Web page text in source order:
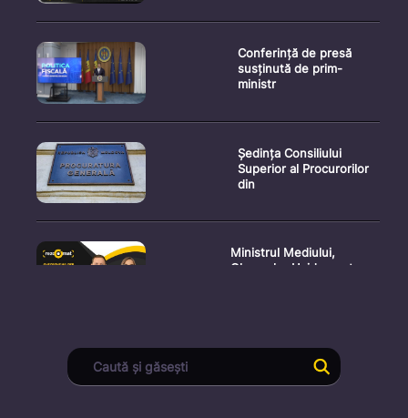
Conferință de presă
susținută de prim-
ministr
Ședința Consiliului
Superior al Procurorilor
din
Ministrul Mediului,
Gheorghe Hajder, este
Consultări publice privind
proiectul de lege pent